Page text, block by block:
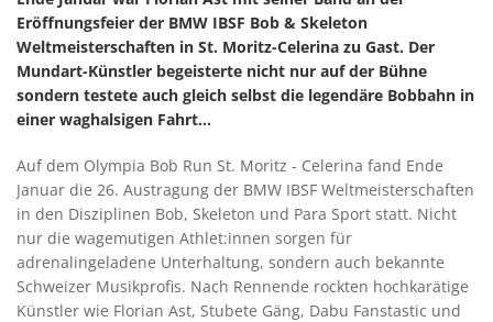
Eröffnungsfeier der BMW IBSF Bob & Skeleton
Weltmeisterschaften in St. Moritz-Celerina zu Gast. Der
Mundart-Künstler begeisterte nicht nur auf der Bühne
sondern testete auch gleich selbst die legendäre Bobbahn in
einer waghalsigen Fahrt...
Auf dem Olympia Bob Run St. Moritz - Celerina fand Ende
Januar die 26. Austragung der BMW IBSF Weltmeisterschaften
in den Disziplinen Bob, Skeleton und Para Sport statt. Nicht
nur die wagemutigen Athlet:innen sorgen für
adrenalingeladene Unterhaltung, sondern auch bekannte
Schweizer Musikprofis. Nach Rennende rockten hochkarätige
Künstler wie Florian Ast, Stubete Gäng, Dabu Fanstastic und